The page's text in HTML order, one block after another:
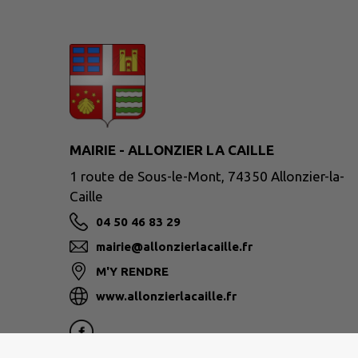
MAIRIE - ALLONZIER LA CAILLE
1 route de Sous-le-Mont, 74350 Allonzier-la-
Caille
04 50 46 83 29
mairie@allonzierlacaille.fr
M'Y RENDRE
www.allonzierlacaille.fr